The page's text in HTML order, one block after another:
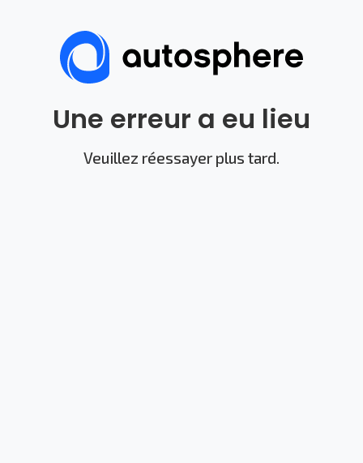
Une erreur a eu lieu
Veuillez réessayer plus tard.